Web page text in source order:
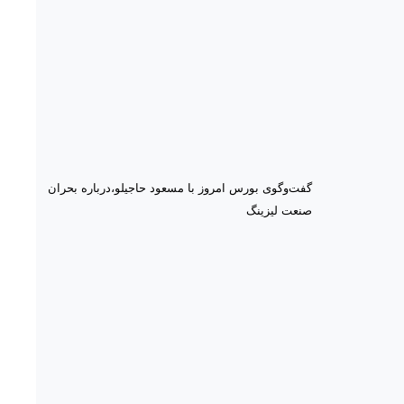
گفت‌وگوی بورس امروز با مسعود حاجیلو،درباره بحران
صنعت لیزینگ